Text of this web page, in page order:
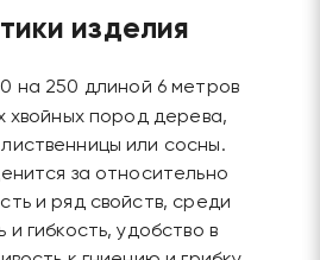
изделия
на 250 длиной 6 метров
хвойных пород дерева,
или сосны.
за относительно
и ряд свойств, среди
гибкость, удобство в